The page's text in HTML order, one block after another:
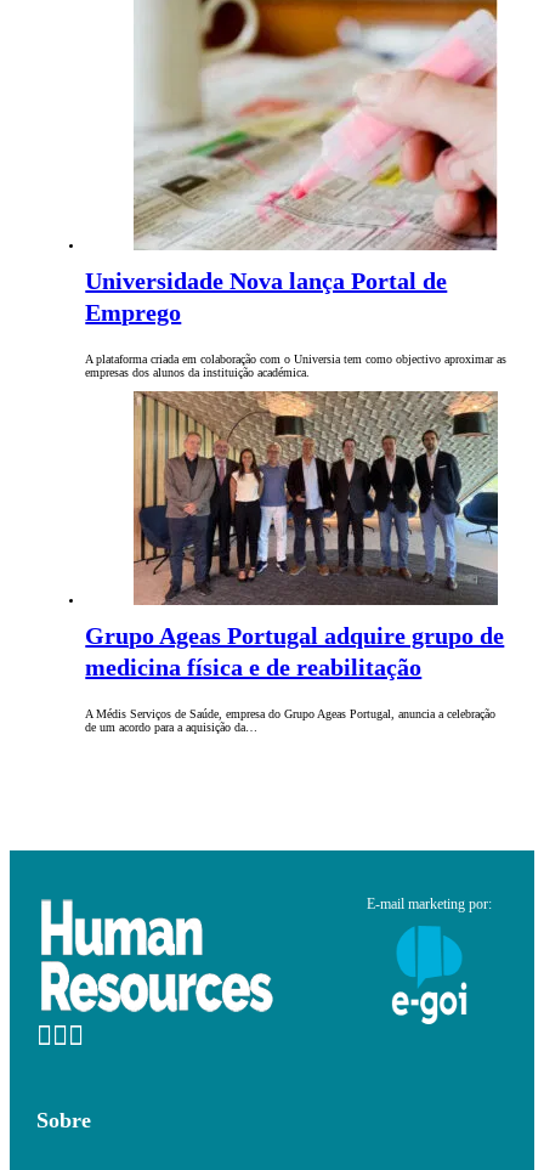
Universidade Nova lança Portal de
Emprego
A plataforma criada em colaboração com o Universia tem como objectivo aproximar as
empresas dos alunos da instituição académica.
Grupo Ageas Portugal adquire grupo de
medicina física e de reabilitação
A Médis Serviços de Saúde, empresa do Grupo Ageas Portugal, anuncia a celebração
de um acordo para a aquisição da…
E-mail marketing por:
Sobre